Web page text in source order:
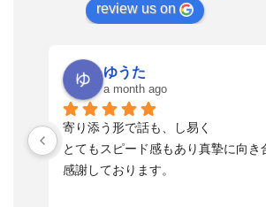
review us on
ゆうた
a month ago
寄り添う形で話も、し易く
とてもスピード感もあり真摯に向き
感謝しております。